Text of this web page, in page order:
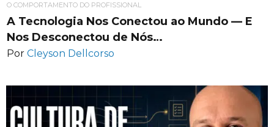
O COMPORTAMENTO DO PROFISSIONAL
A Tecnologia Nos Conectou ao Mundo — E
Nos Desconectou de Nós…
Por Cleyson Dellcorso